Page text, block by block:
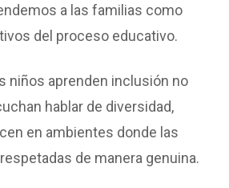
a las familias como
del proceso educativo.
niños aprenden inclusión no
hablar de diversidad,
en ambientes donde las
de manera genuina.